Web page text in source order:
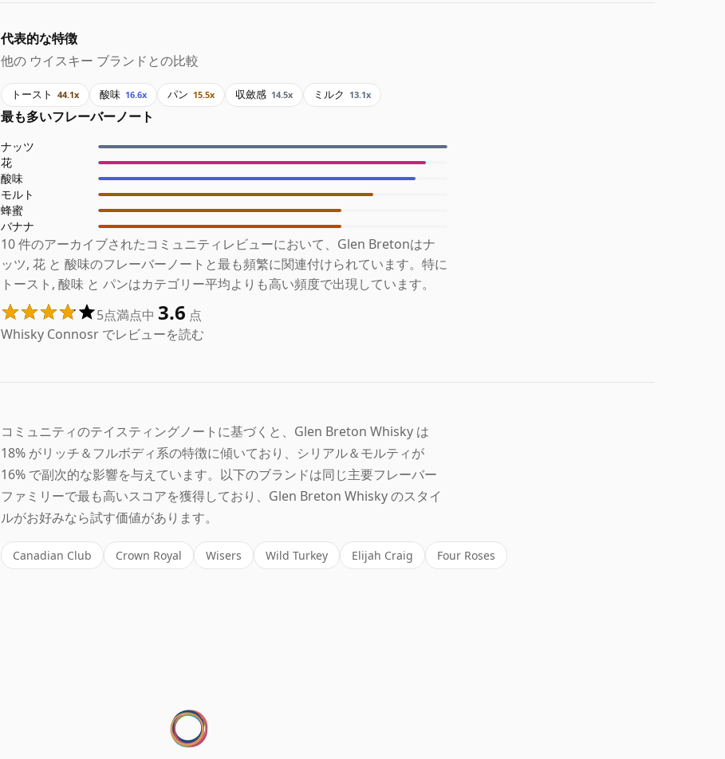
代表的な特徴
他の ウイスキー ブランドとの比較
トースト 44.1x 酸味 16.6x パン 15.5x 収斂感 14.5x ミルク 13.1x
最も多いフレーバーノート
ナッツ
花
酸味
モルト
蜂蜜
バナナ
10 件のアーカイブされたコミュニティレビューにおいて、Glen Bretonはナ
ッツ, 花 と 酸味のフレーバーノートと最も頻繁に関連付けられています。特に
トースト, 酸味 と パンはカテゴリー平均よりも高い頻度で出現しています。
5点満点中 3.6 点
Whisky Connosr でレビューを読む
コミュニティのテイスティングノートに基づくと、Glen Breton Whisky は
18% がリッチ＆フルボディ系の特徴に傾いており、シリアル＆モルティが
16% で副次的な影響を与えています。以下のブランドは同じ主要フレーバー
ファミリーで最も高いスコアを獲得しており、Glen Breton Whisky のスタイ
ルがお好みなら試す価値があります。
Canadian Club Crown Royal Wisers Wild Turkey Elijah Craig Four Roses